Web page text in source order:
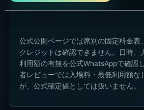
公式公開ページでは席別の固定料金表
クレジットは確認できません。日時、
利用額の有無を公式WhatsAppで確認
者レビューでは入場料・最低利用額な
が、公式確定値としては扱いません。